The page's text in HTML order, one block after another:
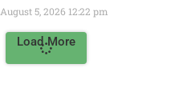
August 5, 2026 12:22 pm
Load More